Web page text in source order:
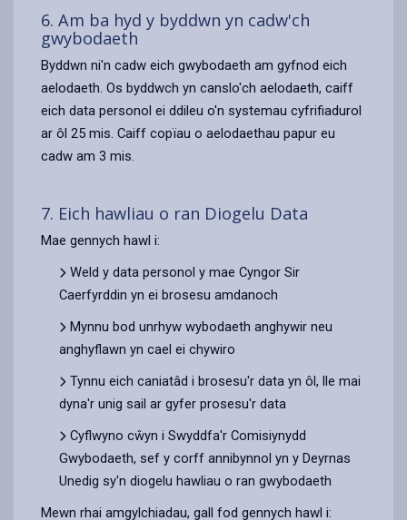
6. Am ba hyd y byddwn yn cadw'ch
gwybodaeth
Byddwn ni'n cadw eich gwybodaeth am gyfnod eich
aelodaeth. Os byddwch yn canslo'ch aelodaeth, caiff
eich data personol ei ddileu o'n systemau cyfrifiadurol
ar ôl 25 mis. Caiff copïau o aelodaethau papur eu
cadw am 3 mis.
7. Eich hawliau o ran Diogelu Data
Mae gennych hawl i:
Weld y data personol y mae Cyngor Sir
Caerfyrddin yn ei brosesu amdanoch
Mynnu bod unrhyw wybodaeth anghywir neu
anghyflawn yn cael ei chywiro
Tynnu eich caniatâd i brosesu'r data yn ôl, lle mai
dyna'r unig sail ar gyfer prosesu'r data
Cyflwyno cŵyn i Swyddfa'r Comisiynydd
Gwybodaeth, sef y corff annibynnol yn y Deyrnas
Unedig sy'n diogelu hawliau o ran gwybodaeth
Mewn rhai amgylchiadau, gall fod gennych hawl i: